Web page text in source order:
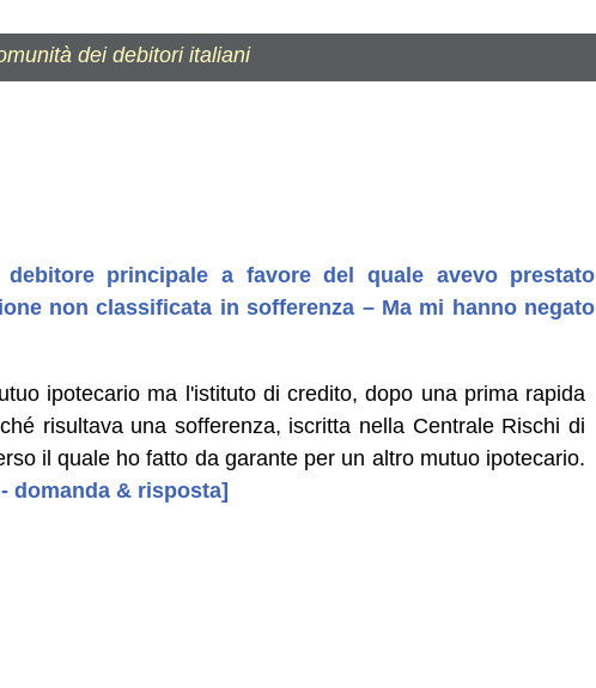
dei debitori italiani
principale a favore del quale avevo prestato
non classificata in sofferenza – Ma mi hanno negato
ipotecario ma l'istituto di credito, dopo una prima rapida
risultava una sofferenza, iscritta nella Centrale Rischi di
il quale ho fatto da garante per un altro mutuo ipotecario.
domanda & risposta]